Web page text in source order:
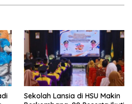
Sekolah Lansia di HSU Makin